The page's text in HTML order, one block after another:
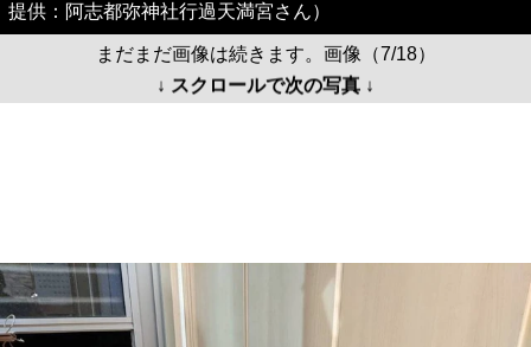
提供：阿志都弥神社行過天満宮さん）
まだまだ画像は続きます。画像（7/18）
↓ スクロールで次の写真 ↓